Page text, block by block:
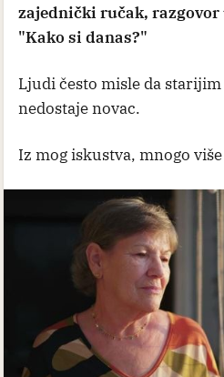
zajednički ručak,
"Kako si danas?"
Ljudi često misle da
nedostaje novac.
Iz mog iskustva, mnogo